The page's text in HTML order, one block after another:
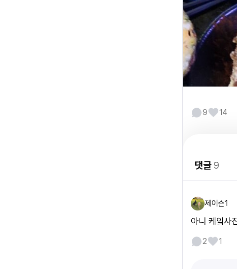
9 14
댓글9
제이슨1
아니 케잌사
2 1